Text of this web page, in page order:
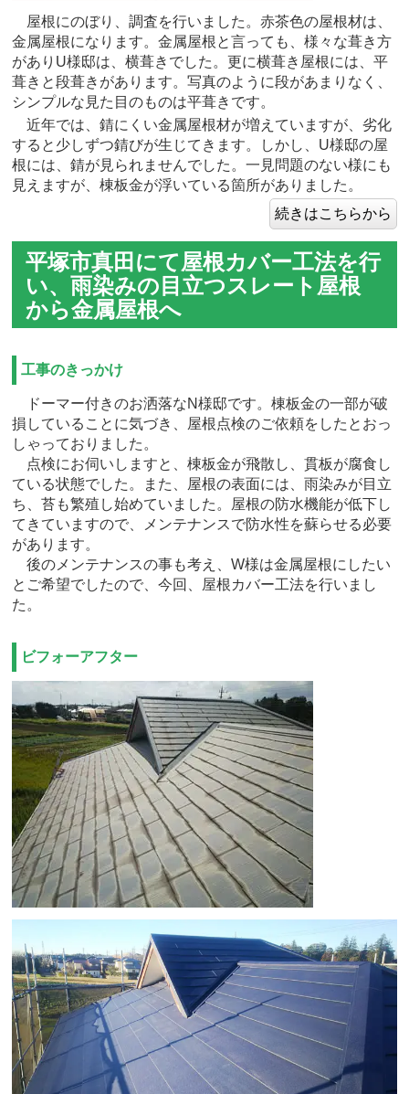
屋根にのぼり、調査を行いました。赤茶色の屋根材は、
金属屋根になります。金属屋根と言っても、様々な葺き方
がありU様邸は、横葺きでした。更に横葺き屋根には、平
葺きと段葺きがあります。写真のように段があまりなく、
シンプルな見た目のものは平葺きです。
近年では、錆にくい金属屋根材が増えていますが、劣化
すると少しずつ錆びが生じてきます。しかし、U様邸の屋
根には、錆が見られませんでした。一見問題のない様にも
見えますが、棟板金が浮いている箇所がありました。
続きはこちらから
平塚市真田にて屋根カバー工法を行
い、雨染みの目立つスレート屋根
から金属屋根へ
工事のきっかけ
ドーマー付きのお洒落なN様邸です。棟板金の一部が破
損していることに気づき、屋根点検のご依頼をしたとおっ
しゃっておりました。
点検にお伺いしますと、棟板金が飛散し、貫板が腐食し
ている状態でした。また、屋根の表面には、雨染みが目立
ち、苔も繁殖し始めていました。屋根の防水機能が低下し
てきていますので、メンテナンスで防水性を蘇らせる必要
があります。
後のメンテナンスの事も考え、W様は金属屋根にしたい
とご希望でしたので、今回、屋根カバー工法を行いまし
た。
ビフォーアフター